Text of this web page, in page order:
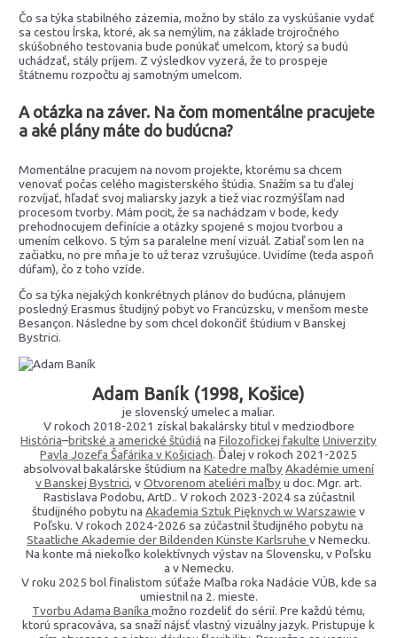
Čo sa týka stabilného zázemia, možno by stálo za vyskúšanie vydať
sa cestou Írska, ktoré, ak sa nemýlim, na základe trojročného
skúšobného testovania bude ponúkať umelcom, ktorý sa budú
uchádzať, stály príjem. Z výsledkov vyzerá, že to prospeje
štátnemu rozpočtu aj samotným umelcom.
A otázka na záver. Na čom momentálne pracujete
a aké plány máte do budúcna?
Momentálne pracujem na novom projekte, ktorému sa chcem
venovať počas celého magisterského štúdia. Snažím sa tu ďalej
rozvíjať, hľadať svoj maliarsky jazyk a tiež viac rozmýšľam nad
procesom tvorby. Mám pocit, že sa nachádzam v bode, kedy
prehodnocujem definície a otázky spojené s mojou tvorbou a
umením celkovo. S tým sa paralelne mení vizuál. Zatiaľ som len na
začiatku, no pre mňa je to už teraz vzrušujúce. Uvidíme (teda aspoň
dúfam), čo z toho vzíde.
Čo sa týka nejakých konkrétnych plánov do budúcna, plánujem
posledný Erasmus študijný pobyt vo Francúzsku, v menšom meste
Besançon. Následne by som chcel dokončiť štúdium v Banskej
Bystrici.
Adam Baník (1998, Košice)
je slovenský umelec a maliar.
V rokoch 2018-2021 získal bakalársky titul v medziodbore
História–britské a americké štúdiá na Filozofickej fakulte Univerzity
Pavla Jozefa Šafárika v Košiciach. Ďalej v rokoch 2021-2025
absolvoval bakalárske štúdium na Katedre maľbyAkadémie umení
v Banskej Bystrici, vOtvorenom ateliéri maľbyu doc. Mgr. art.
Rastislava Podobu, ArtD.. V rokoch 2023-2024 sa zúčastnil
študijného pobytu na Akademia Sztuk Pięknych w Warszawie v
Poľsku. V rokoch 2024-2026 sa zúčastnil študijného pobytu na
Staatliche Akademie der Bildenden Künste Karlsruhe v Nemecku.
Na konte má niekoľko kolektívnych výstav na Slovensku, v Poľsku
a v Nemecku.
V roku 2025 bol finalistom súťaže Maľba roka Nadácie VÚB, kde sa
umiestnil na 2. mieste.
Tvorbu Adama Baníka možno rozdeliť do sérií. Pre každú tému,
ktorú spracováva, sa snaží nájsť vlastný vizuálny jazyk. Pristupuje k